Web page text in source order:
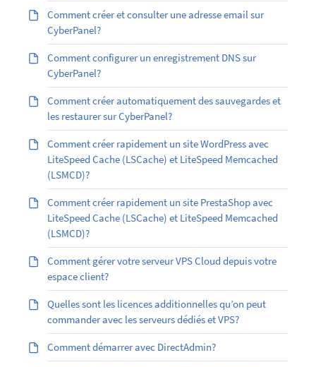
Comment créer et consulter une adresse email sur
CyberPanel?
Comment configurer un enregistrement DNS sur
CyberPanel?
Comment créer automatiquement des sauvegardes et
les restaurer sur CyberPanel?
Comment créer rapidement un site WordPress avec
LiteSpeed Cache (LSCache) et LiteSpeed Memcached
(LSMCD)?
Comment créer rapidement un site PrestaShop avec
LiteSpeed Cache (LSCache) et LiteSpeed Memcached
(LSMCD)?
Comment gérer votre serveur VPS Cloud depuis votre
espace client?
Quelles sont les licences additionnelles qu’on peut
commander avec les serveurs dédiés et VPS?
Comment démarrer avec DirectAdmin?